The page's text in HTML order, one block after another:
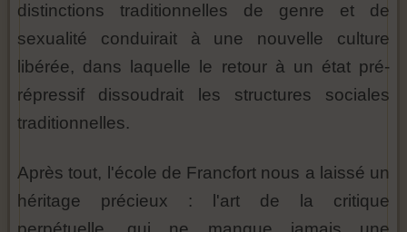
distinctions traditionnelles de genre et de
sexualité conduirait à une nouvelle culture
libérée, dans laquelle le retour à un état pré-
répressif dissoudrait les structures sociales
traditionnelles.
Après tout, l'école de Francfort nous a laissé un
héritage précieux : l'art de la critique